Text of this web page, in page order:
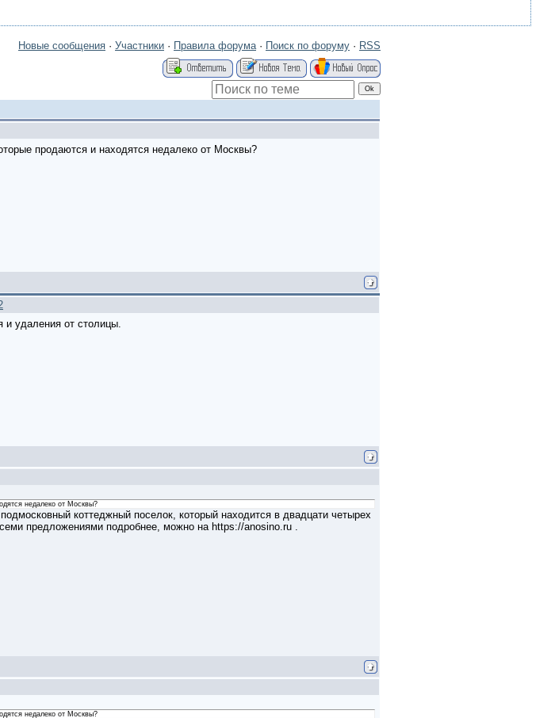
Новые сообщения · Участники · Правила форума· Поиск по форуму · RSS
продаются и находятся недалеко от Москвы?
и удаления от столицы.
недалеко от Москвы?
коттеджный поселок, который находится в двадцати четырех
предложениями подробнее, можно на https://anosino.ru .
недалеко от Москвы?